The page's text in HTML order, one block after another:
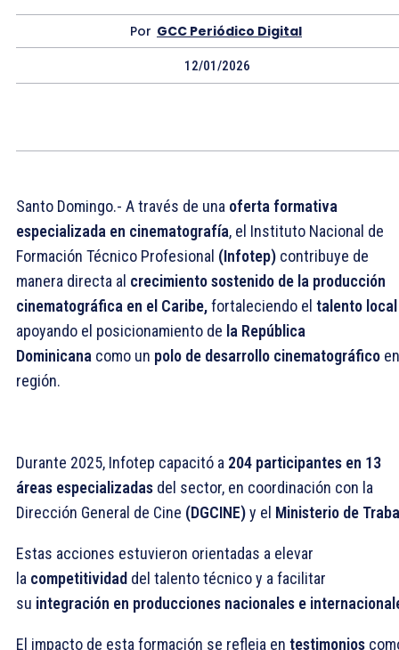
Por GCC Periódico Digital
12/01/2026
Santo Domingo.- A través de una oferta formativa
especializada en cinematografía, el Instituto Nacional de
Formación Técnico Profesional (Infotep) contribuye de
manera directa al crecimiento sostenido de la producción
cinematográfica en el Caribe,fortaleciendo el talento local
apoyando el posicionamiento de la República
Dominicana como un polo de desarrollo cinematográfico
región.
Durante 2025, Infotep capacitó a 204 participantes en 13
áreas especializadas del sector, en coordinación con la
Dirección General de Cine (DGCINE)y el Ministerio de
Estas acciones estuvieron orientadas a elevar
la competitividad del talento técnico y a facilitar
su integración en producciones nacionales e
El impacto de esta formación se refleja en testimonios